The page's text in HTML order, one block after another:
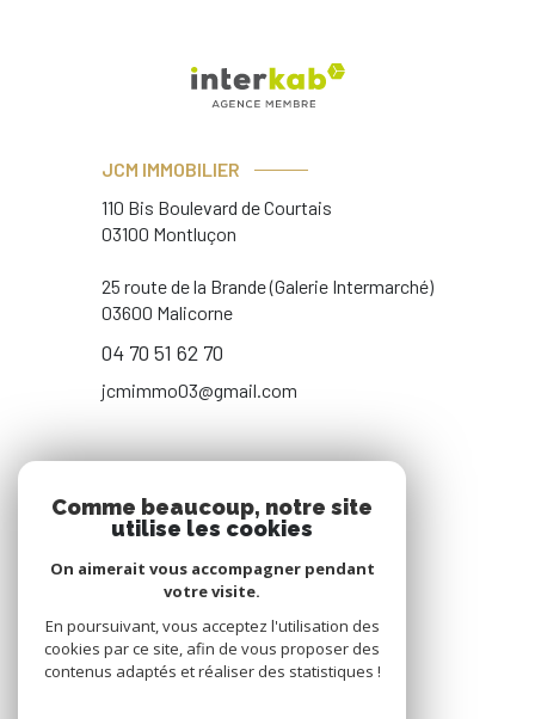
JCM IMMOBILIER
110 Bis Boulevard de Courtais
03100 Montluçon
25 route de la Brande (Galerie Intermarché)
03600 Malicorne
04 70 51 62 70
jcmimmo03@gmail.com
NOUS SUIVRE
Comme beaucoup, notre site
utilise les cookies
On aimerait vous accompagner pendant
votre visite.
En poursuivant, vous acceptez l'utilisation des
cookies par ce site, afin de vous proposer des
contenus adaptés et réaliser des statistiques !